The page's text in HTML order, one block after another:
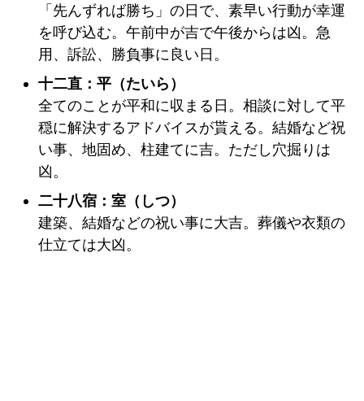
「先んずれば勝ち」の日で、素早い行動が幸運
を呼び込む。午前中が吉で午後からは凶。急
用、訴訟、勝負事に良い日。
十二直：平（たいら）
全てのことが平和に収まる日。相談に対して平
穏に解決するアドバイスが貰える。結婚など祝
い事、地固め、柱建てに吉。ただし穴掘りは
凶。
二十八宿：室（しつ）
建築、結婚などの祝い事に大吉。葬儀や衣類の
仕立ては大凶。